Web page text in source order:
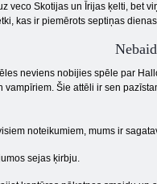
veco Skotijas un Īrijas ķelti, bet
kas ir piemērots septiņas
neviens nobijies spēle par
vampīriem. Šie attēli ir sen
noteikumiem, mums ir
sejas ķirbju.